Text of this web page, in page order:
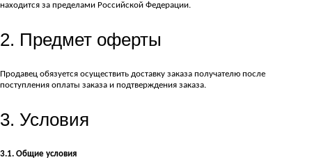
находится за пределами Российской Федерации.
2. Предмет оферты
Продавец обязуется осуществить доставку заказа получателю после
поступления оплаты заказа и подтверждения заказа.
3. Условия
3.1. Общие условия